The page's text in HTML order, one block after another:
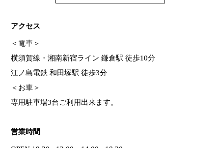
アクセス
＜電車＞
横須賀線・湘南新宿ライン 鎌倉駅 徒歩10分
江ノ島電鉄 和田塚駅 徒歩3分
＜お車＞
専用駐車場3台ご利用出来ます。
営業時間